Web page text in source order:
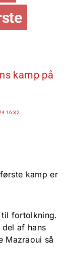
kamp på
16:32
kamp er
fortolkning.
af hans
Mazraoui så